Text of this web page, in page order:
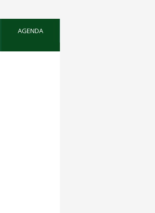
AGENDA